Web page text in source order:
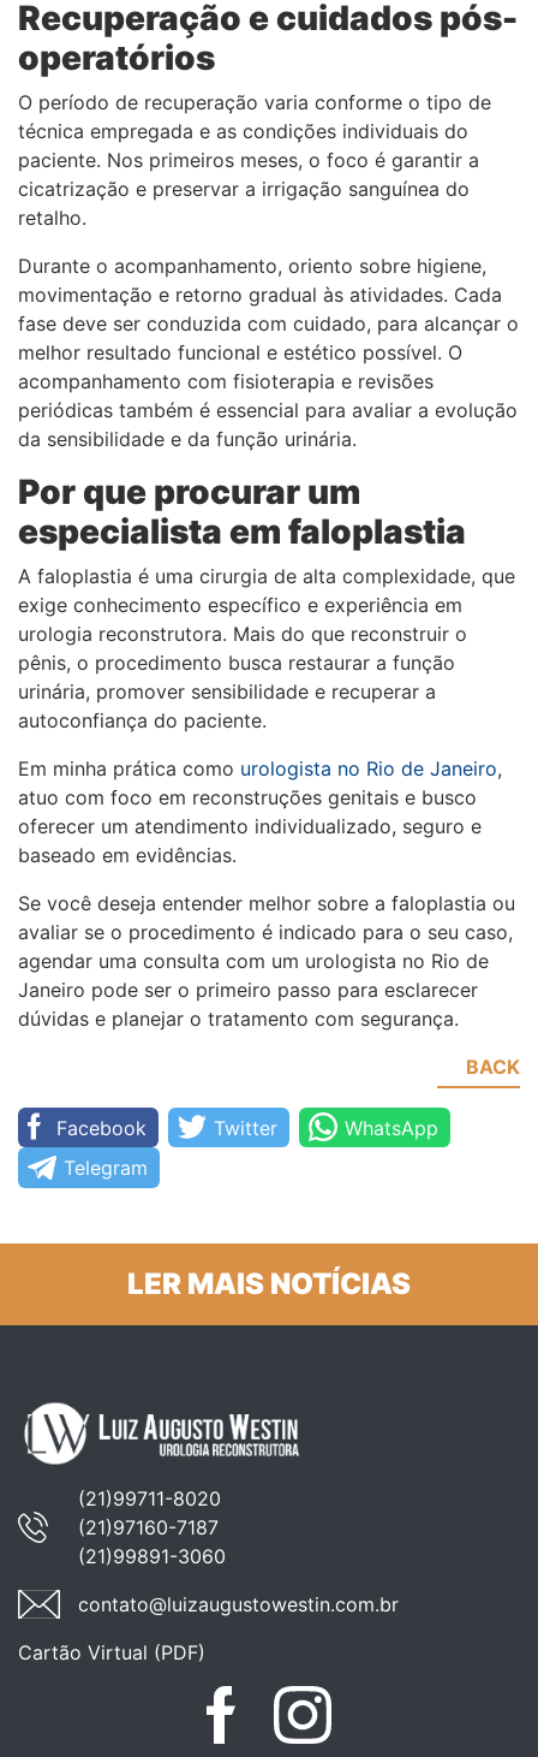
Recuperação e cuidados pós-
operatórios
O período de recuperação varia conforme o tipo de
técnica empregada e as condições individuais do
paciente. Nos primeiros meses, o foco é garantir a
cicatrização e preservar a irrigação sanguínea do
retalho.
Durante o acompanhamento, oriento sobre higiene,
movimentação e retorno gradual às atividades. Cada
fase deve ser conduzida com cuidado, para alcançar o
melhor resultado funcional e estético possível. O
acompanhamento com fisioterapia e revisões
periódicas também é essencial para avaliar a evolução
da sensibilidade e da função urinária.
Por que procurar um
especialista em faloplastia
A faloplastia é uma cirurgia de alta complexidade, que
exige conhecimento específico e experiência em
urologia reconstrutora. Mais do que reconstruir o
pênis, o procedimento busca restaurar a função
urinária, promover sensibilidade e recuperar a
autoconfiança do paciente.
Em minha prática como urologista no Rio de Janeiro,
atuo com foco em reconstruções genitais e busco
oferecer um atendimento individualizado, seguro e
baseado em evidências.
Se você deseja entender melhor sobre a faloplastia ou
avaliar se o procedimento é indicado para o seu caso,
agendar uma consulta com um urologista no Rio de
Janeiro pode ser o primeiro passo para esclarecer
dúvidas e planejar o tratamento com segurança.
BACK
Facebook Twitter
WhatsApp
Telegram
LER MAIS NOTÍCIAS
(21)99711-8020
(21)97160-7187
(21)99891-3060
contato@luizaugustowestin.com.br
Cartão Virtual (PDF)
FacebookInstagram